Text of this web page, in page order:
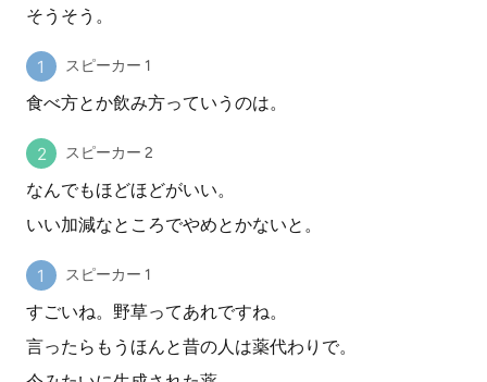
そうそう。
スピーカー 1
食べ方とか飲み方っていうのは。
スピーカー 2
なんでもほどほどがいい。
いい加減なところでやめとかないと。
スピーカー 1
すごいね。野草ってあれですね。
言ったらもうほんと昔の人は薬代わりで。